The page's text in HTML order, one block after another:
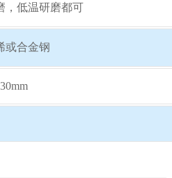
，低温研磨都可
或合金钢